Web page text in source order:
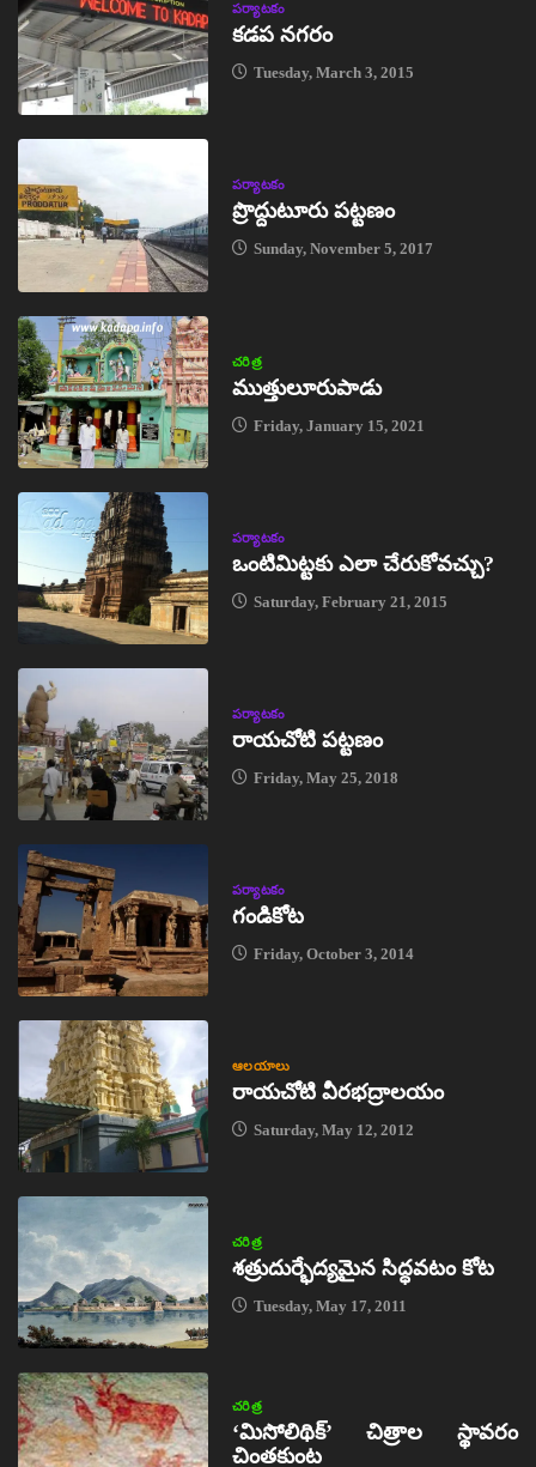
పర్యాటకం
కడప నగరం
Tuesday, March 3, 2015
పర్యాటకం
ప్రొద్దుటూరు పట్టణం
Sunday, November 5, 2017
చరిత్ర
ముత్తులూరుపాడు
Friday, January 15, 2021
పర్యాటకం
ఒంటిమిట్టకు ఎలా చేరుకోవచ్చు?
Saturday, February 21, 2015
పర్యాటకం
రాయచోటి పట్టణం
Friday, May 25, 2018
పర్యాటకం
గండికోట
Friday, October 3, 2014
ఆలయాలు
రాయచోటి వీరభద్రాలయం
Saturday, May 12, 2012
చరిత్ర
శత్రుదుర్భేద్యమైన సిద్ధవటం కోట
Tuesday, May 17, 2011
చరిత్ర
‘మిసోలిథిక్‌’ చిత్రాల స్థావరం
చింతకుంట